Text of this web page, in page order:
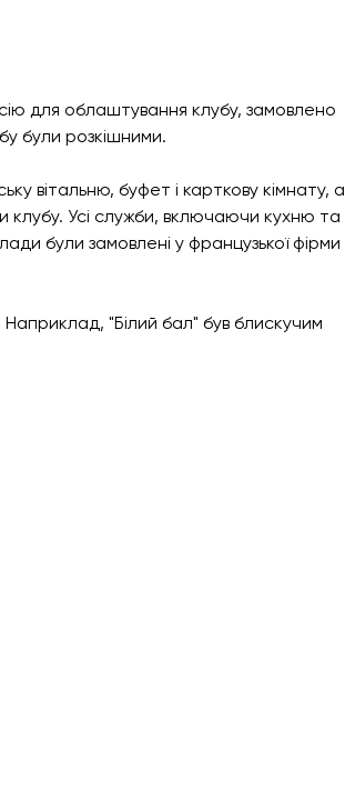
для облаштування клубу, замовлено
були розкішними.
вітальню, буфет і карткову кімнату, а
клубу. Усі служби, включаючи кухню та
були замовлені у французької фірми
Наприклад, "Білий бал" був блискучим